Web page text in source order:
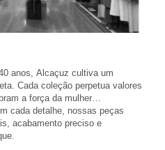
anos, Alcaçuz cultiva um
Cada coleção perpetua valores
a força da mulher
acabamento preciso e